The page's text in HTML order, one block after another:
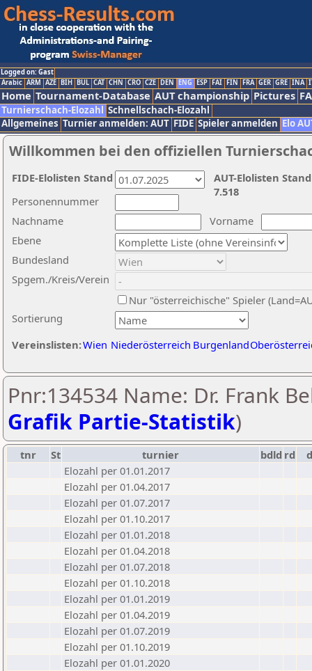
Logged on: Gast
Arabic ARM AZE BIH BUL CAT CHN CRO CZE DEN ENG ESP FAI FIN FRA GER GRE INA
Home Tournament-Database AUT championship Pictures
Turnierschach-Elozahl Schnellschach-Elozahl
Allgemeines Turnier anmelden: AUT FIDE Spieler anmelden Elo
Willkommen bei den offiziellen
Nachname
Vorname
Ebene
Sortierung
Personennummer
Bundesland
Spgem./Kreis/Verein
Nur "österreichische" Spieler
Vereinslisten:Wien Niederösterreich Burgenland
AUT-Elolisten
7.518
FIDE-Elolisten Stand
Pnr:134534 Name: Dr. Frank
Grafik Partie-Statistik)
tnr St turnier bdld rd
Elozahl per 01.01.2017
Elozahl per 01.04.2017
Elozahl per 01.07.2017
Elozahl per 01.10.2017
Elozahl per 01.01.2018
Elozahl per 01.04.2018
Elozahl per 01.07.2018
Elozahl per 01.10.2018
Elozahl per 01.01.2019
Elozahl per 01.04.2019
Elozahl per 01.07.2019
Elozahl per 01.10.2019
Elozahl per 01.01.2020